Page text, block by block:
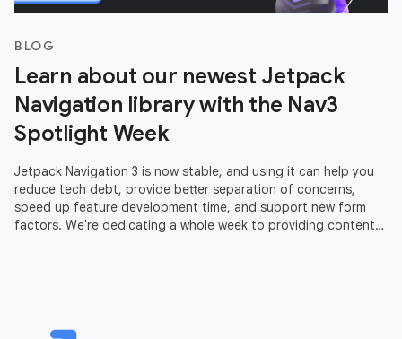
BLOG
Learn about our newest Jetpack
Navigation library with the Nav3
Spotlight Week
Jetpack Navigation 3 is now stable, and using it can help you
reduce tech debt, provide better separation of concerns,
speed up feature development time, and support new form
factors. We're dedicating a whole week to providing content